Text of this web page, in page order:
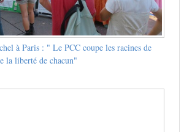
à Paris : " Le PCC coupe les racines de
la liberté de chacun"